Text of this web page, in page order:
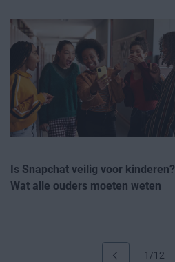
1/12
Is Snapchat veilig voor kinderen?
Wat alle ouders moeten weten